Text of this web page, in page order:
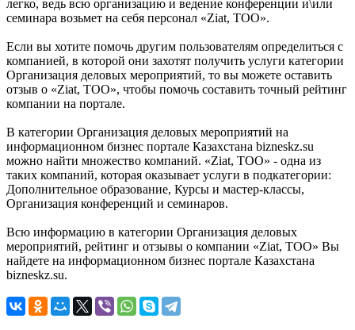
легко, ведь всю организацию и ведение конференции и\или
семинара возьмет на себя персонал «Ziat, ТОО».
Если вы хотите помочь другим пользователям определиться с
компанией, в которой они захотят получить услуги категории
Организация деловых мероприятий, то вы можете оставить
отзыв о «Ziat, ТОО», чтобы помочь составить точный рейтинг
компании на портале.
В категории Организация деловых мероприятий на
информационном бизнес портале Казахстана bizneskz.su
можно найти множество компаний. «Ziat, ТОО» - одна из
таких компаний, которая оказывает услуги в подкатегории:
Дополнительное образование, Курсы и мастер-классы,
Организация конференций и семинаров.
Всю информацию в категории Организация деловых
мероприятий, рейтинг и отзывы о компании «Ziat, ТОО» Вы
найдете на информационном бизнес портале Казахстана
bizneskz.su.